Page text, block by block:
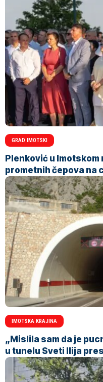
GRAD IMOTSKI
Plenković u
prometnih čepova na
IMOTSKA KRAJINA
„Mislila sam da je
u tunelu Sveti Ilija